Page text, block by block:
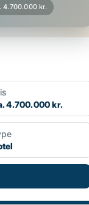
4.700.000 kr.
4.700.000 kr.